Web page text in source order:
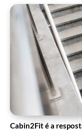
Cabin2Fit é a